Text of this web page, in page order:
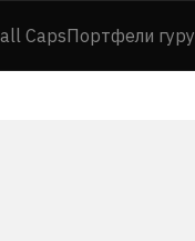
CapsПортфели гуру